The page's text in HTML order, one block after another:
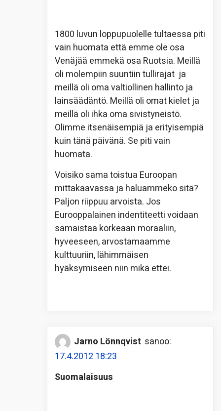
1800 luvun loppupuolelle tultaessa piti
vain huomata että emme ole osa
Venäjää emmekä osa Ruotsia. Meillä
oli molempiin suuntiin tullirajat ja
meillä oli oma valtiollinen hallinto ja
lainsäädäntö. Meillä oli omat kielet ja
meillä oli ihka oma sivistyneistö.
Olimme itsenäisempiä ja erityisempiä
kuin tänä päivänä. Se piti vain
huomata.
Voisiko sama toistua Euroopan
mittakaavassa ja haluammeko sitä?
Paljon riippuu arvoista. Jos
Eurooppalainen indentiteetti voidaan
samaistaa korkeaan moraaliin,
hyveeseen, arvostamaamme
kulttuuriin, lähimmäisen
hyäksymiseen niin mikä ettei.
Jarno Lönnqvist sanoo:
17.4.2012 18:23
Suomalaisuus